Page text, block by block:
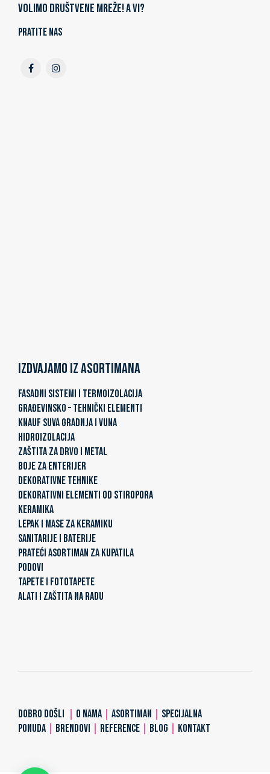
Volimo društvene mreže! A vi?
Pratite nas
Izdvajamo iz asortimana
FASADNI SISTEMI I TERMOIZOLACIJA
GRAĐEVINSKO – TEHNIČKI ELEMENTI
KNAUF SUVA GRADNJA I VUNA
HIDROIZOLACIJA
ZAŠTITA ZA DRVO I METAL
BOJE ZA ENTERIJER
DEKORATIVNE TEHNIKE
DEKORATIVNI ELEMENTI OD STIROPORA
KERAMIKA
LEPAK I MASE ZA KERAMIKU
SANITARIJE I BATERIJE
PRATEĆI ASORTIMAN ZA KUPATILA
PODOVI
TAPETE I FOTOTAPETE
ALATI I ZAŠTITA NA RADU
DOBRO DOŠLI O NAMA ASORTIMAN
SPECIJALNA
PONUDA
BRENDOVI REFERENCE BLOG KONTAKT